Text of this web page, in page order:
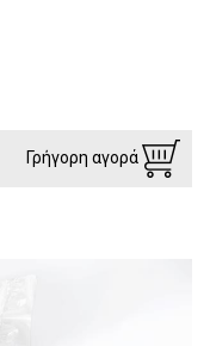
Γρήγορη αγορά